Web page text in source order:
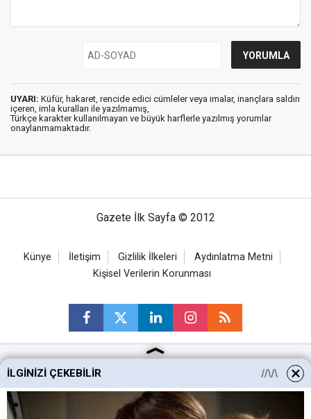
UYARI: Küfür, hakaret, rencide edici cümleler veya imalar, inançlara saldırı
içeren, imla kuralları ile yazılmamış,
Türkçe karakter kullanılmayan ve büyük harflerle yazılmış yorumlar
onaylanmamaktadır.
Gazete İlk Sayfa © 2012
Künye İletişim Gizlilik İlkeleri
Aydınlatma Metni
Kişisel Verilerin Korunması
Ankara Haberleri
İLGINIZI ÇEKEBILIR